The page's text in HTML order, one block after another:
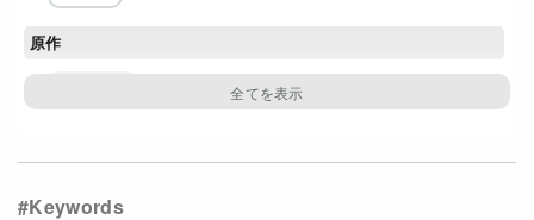
閉じる
原作